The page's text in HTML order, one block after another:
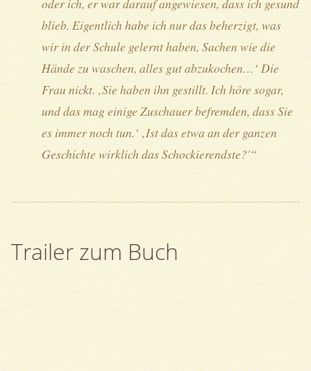
oder ich, er war darauf angewiesen, dass ich gesund
blieb. Eigentlich habe ich nur das beherzigt, was
wir in der Schule gelernt haben, Sachen wie die
Hände zu waschen, alles gut abzukochen…‘ Die
Frau nickt. ‚Sie haben ihn gestillt. Ich höre sogar,
und das mag einige Zuschauer befremden, dass Sie
es immer noch tun.‘ ‚Ist das etwa an der ganzen
Geschichte wirklich das Schockierendste?'“
Trailer zum Buch